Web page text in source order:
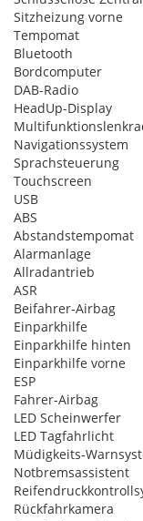
Sitzheizung vorne
Tempomat
Bluetooth
Bordcomputer
DAB-Radio
HeadUp-Display
Navigationssystem
Sprachsteuerung
Touchscreen
USB
ABS
Abstandstempomat
Alarmanlage
Allradantrieb
ASR
Beifahrer-Airbag
Einparkhilfe
Einparkhilfe hinten
Einparkhilfe vorne
ESP
Fahrer-Airbag
LED Scheinwerfer
LED Tagfahrlicht
Müdigkeits-
Notbremsassistent
Rückfahrkamera